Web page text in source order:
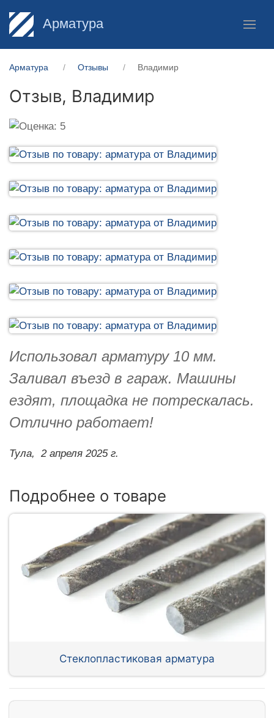
Арматура
Арматура Отзывы Владимир
Отзыв, Владимир
Использовал арматуру 10 мм.
Заливал въезд в гараж. Машины
ездят, площадка не потрескалась.
Отлично работает!
Тула, 2 апреля 2025 г.
Подробнее о товаре
Стеклопластиковая арматура